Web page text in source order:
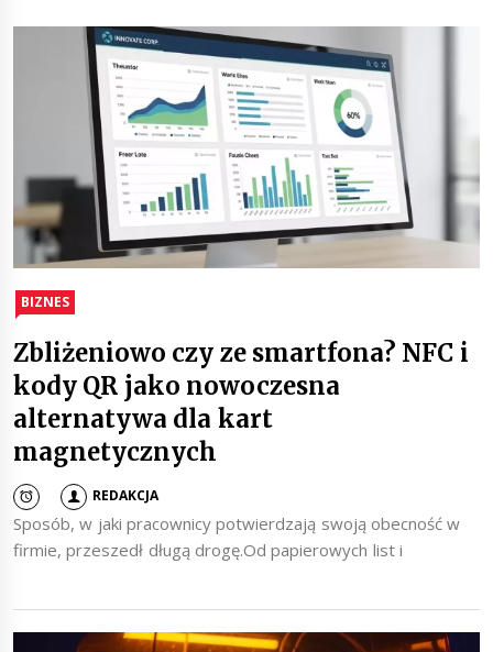
BIZNES
Zbliżeniowo czy ze smartfona? NFC i
kody QR jako nowoczesna
alternatywa dla kart
magnetycznych
REDAKCJA
Sposób, w jaki pracownicy potwierdzają swoją obecność w
firmie, przeszedł długą drogę.Od papierowych list i